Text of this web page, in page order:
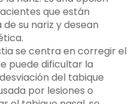
que están
su nariz y desean
se centra en corregir el
puede dificultar la
del tabique
por lesiones o